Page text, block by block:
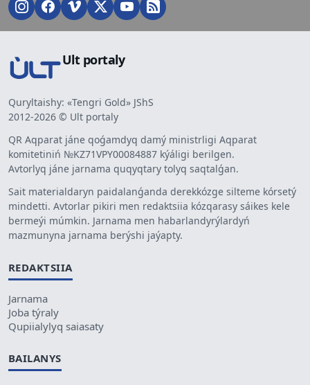
Ult portaly
Quryltaishy: «Tengri Gold» JShS
2012-2026 © Ult portaly
QR Aqparat jáne qoǵamdyq damý ministrligi Aqparat
komitetiniń №KZ71VPY00084887 kýáligi berilgen.
Avtorlyq jáne jarnama quqyqtary tolyq saqtalǵan.
Sait materialdaryn paidalanǵanda derekkózge silteme kórsetý
mindetti. Avtorlar pikiri men redaktsiia kózqarasy sáikes kele
bermeýi múmkin. Jarnama men habarlandyrýlardyń
mazmunyna jarnama berýshi jaýapty.
REDAKTSIIA
Jarnama
Joba týraly
Qupiialylyq saiasaty
BAILANYS